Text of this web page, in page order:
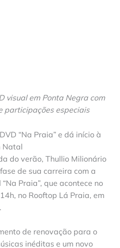
visual em Ponta Negra com
participações especiais
“Na Praia” e dá início à
Natal
do verão, Thullio Milionário
de sua carreira com a
Praia”, que acontece no
no Rooftop Lá Praia, em
de renovação para o
inéditas e um novo